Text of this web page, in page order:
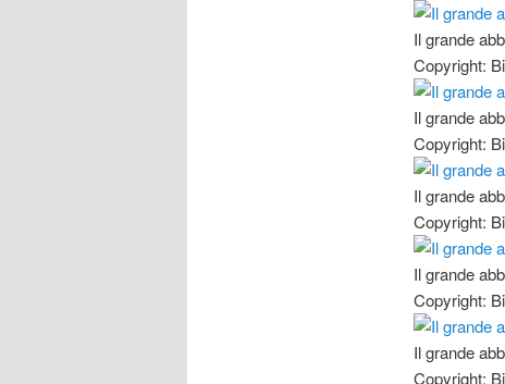
Il grande
Copyright:
Il grande
Copyright:
Il grande
Copyright:
Il grande
Copyright:
Il grande
Copyright: